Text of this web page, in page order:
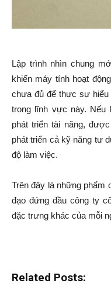
Lập trình nhìn chung
khiển máy tính hoạt
chưa đủ để thực sự hiểu
trong lĩnh vực này. Nếu
phát triển tài năng,
phát triển cả kỹ năng tư
độ làm việc.
Trên đây là những phẩm
đạo đứng đầu công ty
đặc trưng khác của mỗi
Related Posts: